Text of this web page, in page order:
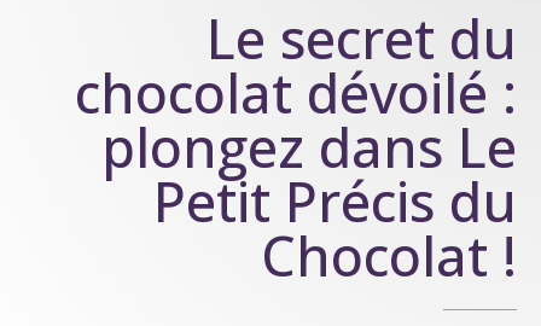
Le secret du
chocolat dévoilé :
plongez dans Le
Petit Précis du
Chocolat !